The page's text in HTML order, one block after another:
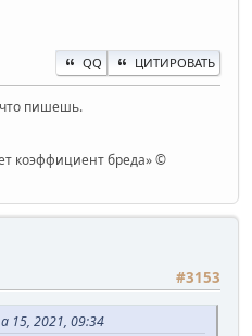
QQ ЦИТИРОВАТЬ
пишешь.
коэффициент бреда» ©
#3153
15, 2021, 09:34